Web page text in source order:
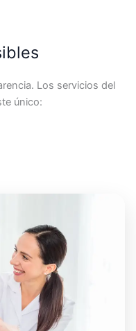
Los servicios del
único: